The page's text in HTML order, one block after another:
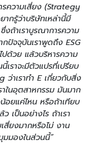
ความเสี่ยง (Strategy
กรู้ว่าบริษัทเหล่านี้มี
งถ้าเราบูรณาการความ
ปัจจุบันเราพูดถึง ESG
ปด้วย แล้วบริหารความ
เราจะมีตัวแปรที่เปรียบ
ว่าเราทำ E เกี่ยวกับสิ่ง
ในอุตสาหกรรม มันมาก
อยแค่ไหน หรือถ้าเทียบ
เป็นอย่างไร ถ้าเรา
สี่ยงมากหรือไม่ งาน
มมองในส่วนนี้”